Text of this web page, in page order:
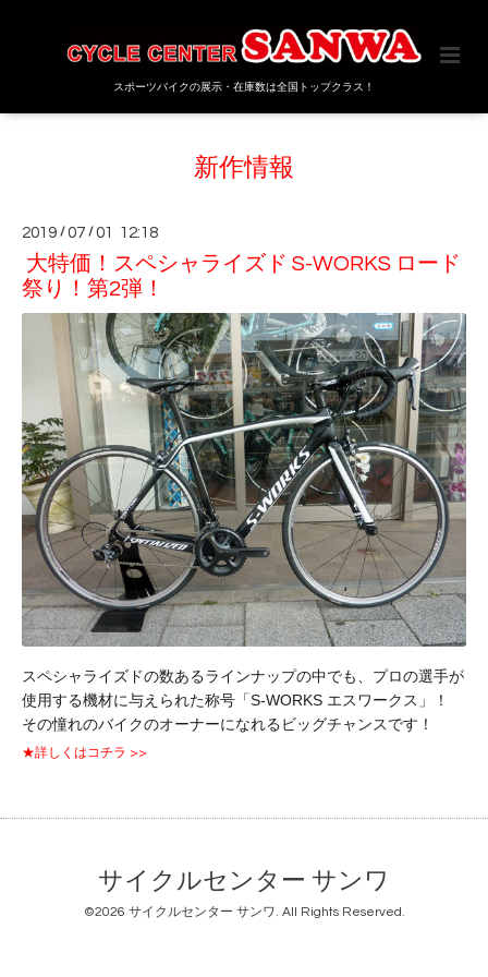
スポーツバイクの展示・在庫数は全国トップクラス！
新作情報
2019 /07 /01 12:18
大特価！スペシャライズド S-WORKS ロード
祭り！第2弾！
スペシャライズドの数あるラインナップの中でも、プロの選手が
使用する機材に与えられた称号「S-WORKS エスワークス」！
その憧れのバイクのオーナーになれるビッグチャンスです！
★詳しくはコチラ >>
サイクルセンター サンワ
©2026 サイクルセンター サンワ. All Rights Reserved.